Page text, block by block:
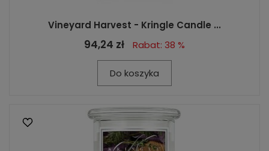
Vineyard Harvest - Kringle Candle ...
94,24 zł Rabat: 38 %
Do koszyka